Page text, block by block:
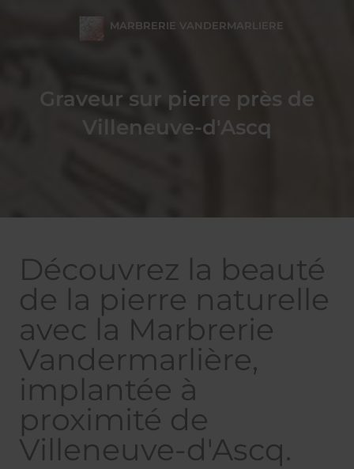
Graveur sur pierre près de
Villeneuve-d'Ascq
Découvrez la beauté
de la pierre naturelle
avec la Marbrerie
Vandermarlière,
implantée à
proximité de
Villeneuve-d'Ascq.
MARBRERIE VANDERMARLIERE